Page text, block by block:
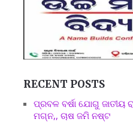
RECENT POSTS
ପ୍ରବଳ ବର୍ଷା ଯୋଗୁ ଜାତୀୟ
ମଗ୍ନ,, ଚାଷ ଜମି ନଷ୍ଟ